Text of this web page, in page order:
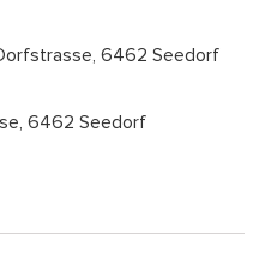
6462 Seedorf
6462 Seedorf